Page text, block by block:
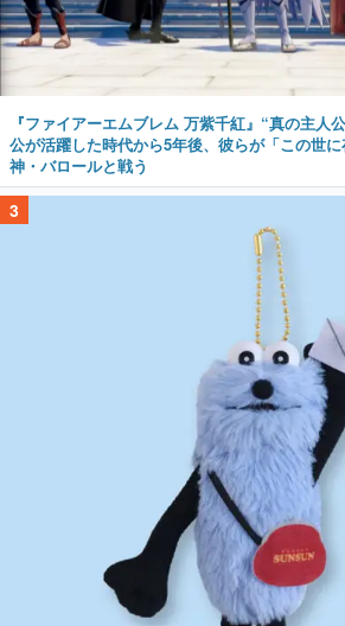
『ファイアーエムブレム 万紫千紅』“真の主人
公が活躍した時代から5年後、彼らが「この世
神・バロールと戦う
3